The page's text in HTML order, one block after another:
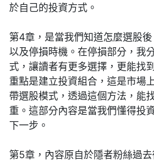
於自己的投資方式。
第4章，是當我們知道怎麼選股
以及停損時機。在停損部分，我
式，讓讀者有更多選擇，更能找
重點是建立投資組合，這是市場
帶選股模式，透過這個方法，能
重。這部分內容是當我們懂得投
下一步。
第5章，內容原自於隱者粉絲過